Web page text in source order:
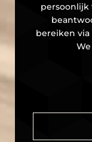
persoonlijk
bereiken